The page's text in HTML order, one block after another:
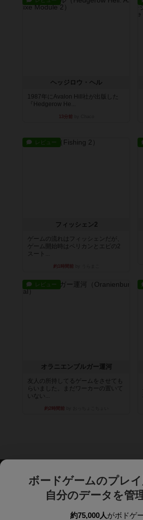
ヘッジロウ・ヘル
1987年にAvalon Hill社が出版した
『Hedgerow He...
13分前
レビュー
フィッシェン2
ゲームの流れはフィッシェンだが、
ゲーム開始時はペリカンとエビの2
スート...
約1時間前
レビュー
オラニエンブルガー運河
友人の所持してるゲームをさせても
らいました。まだワーカーの置いて
いない...
約2時間前
ボードゲームのプレイ
自分のデータを管
約75,000人がボドゲ